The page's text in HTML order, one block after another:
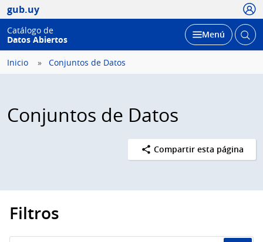
gub.uy
Catálogo de
Datos Abiertos
Desplegar
Menú Abrir
Inicio Conjuntos de Datos
Conjuntos de Datos
Compartir esta página
Filtros